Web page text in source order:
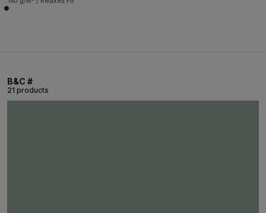
B&C #
21 products